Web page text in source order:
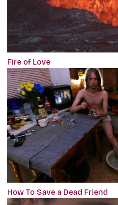
Fire of Love
How To Save a Dead Friend